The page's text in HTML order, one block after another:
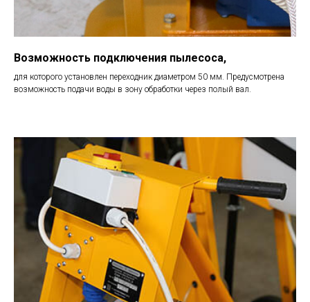
Возможность подключения пылесоса,
для которого установлен переходник диаметром 50 мм. Предусмотрена
возможность подачи воды в зону обработки через полый вал.